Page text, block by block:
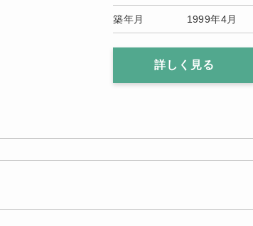
築年月 1999年4月
詳しく見る